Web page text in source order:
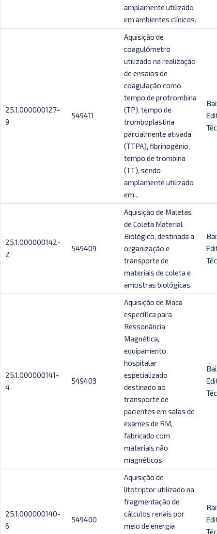
amplamente utilizado
em ambientes clínicos.
25.1.000000127-
9
549411
Aquisição de
coagulômetro
utilizado na realização
de ensaios de
coagulação como
tempo de protrombina
(TP), tempo de
tromboplastina
parcialmente ativada
(TTPA), fibrinogênio,
tempo de trombina
(TT), sendo
amplamente utilizado
em...
25.1.000000142-
2
549409
Aquisição de Maletas
de Coleta Material
Biológico, destinada a
organização e
transporte de
materiais de coleta e
amostras biológicas.
25.1.000000141-
4
549403
Aquisição de Maca
específica para
Ressonância
Magnética,
equipamento
hospitalar
especializado
destinado ao
transporte de
pacientes em salas de
exames de RM,
fabricado com
materiais não
magnéticos
25.1.000000140-
6
549400
Aquisição de
litotriptor utilizado na
fragmentação de
cálculos renais por
meio de energia